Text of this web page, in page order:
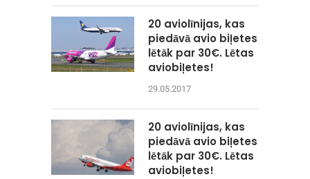
20 aviolīnijas, kas
piedāvā avio biļetes
lētāk par 30€. Lētas
aviobiļetes!
29.05.2017
20 aviolīnijas, kas
piedāvā avio biļetes
lētāk par 30€. Lētas
aviobiļetes!